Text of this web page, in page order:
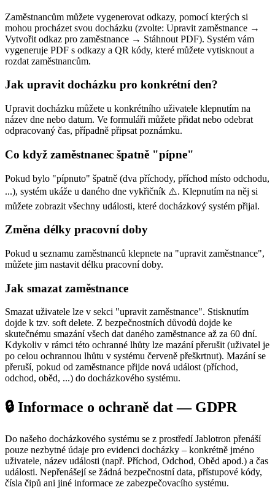
Zaměstnancům můžete vygenerovat odkazy, pomocí kterých si
mohou procházet svou docházku (zvolte: Upravit zaměstnance →
Vytvořit odkaz pro zaměstnance → Stáhnout PDF). Systém vám
vygeneruje PDF s odkazy a QR kódy, které můžete vytisknout a
rozdat zaměstnancům.
Jak upravit docházku pro konkrétní den?
Upravit docházku můžete u konkrétního uživatele klepnutím na
název dne nebo datum. Ve formuláři můžete přidat nebo odebrat
odpracovaný čas, případně připsat poznámku.
Co když zaměstnanec špatně "pípne"
Pokud bylo "pípnuto" špatně (dva příchody, příchod místo odchodu,
...), systém ukáže u daného dne vykřičník ⚠️. Klepnutím na něj si
můžete zobrazit všechny události, které docházkový systém přijal.
Změna délky pracovní doby
Pokud u seznamu zaměstnanců klepnete na "upravit zaměstnance",
můžete jim nastavit délku pracovní doby.
Jak smazat zaměstnance
Smazat uživatele lze v sekci "upravit zaměstnance". Stisknutím
dojde k tzv. soft delete. Z bezpečnostních důvodů dojde ke
skutečnému smazání všech dat daného zaměstnance až za 60 dní.
Kdykoliv v rámci této ochranné lhůty lze mazání přerušit (uživatel je
po celou ochrannou lhůtu v systému červeně přeškrtnut). Mazání se
přeruší, pokud od zaměstnance přijde nová událost (příchod,
odchod, oběd, ...) do docházkového systému.
🔒 Informace o ochraně dat — GDPR
Do našeho docházkového systému se z prostředí Jablotron přenáší
pouze nezbytné údaje pro evidenci docházky – konkrétně jméno
uživatele, název události (např. Příchod, Odchod, Oběd apod.) a čas
události. Nepřenášejí se žádná bezpečnostní data, přístupové kódy,
čísla čipů ani jiné informace ze zabezpečovacího systému.